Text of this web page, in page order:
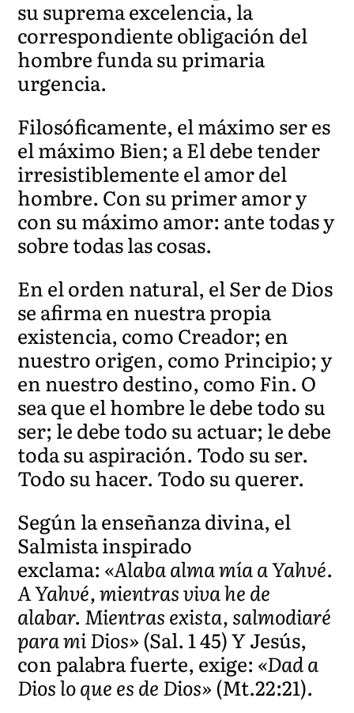
su suprema excelencia, la
correspondiente obligación del
hombre funda su primaria
urgencia.
Filosóficamente, el máximo ser es
el máximo Bien; a El debe tender
irresistiblemente el amor del
hombre. Con su primer amor y
con su máximo amor: ante todas y
sobre todas las cosas.
En el orden natural, el Ser de Dios
se afirma en nuestra propia
existencia, como Creador; en
nuestro origen, como Principio; y
en nuestro destino, como Fin. O
sea que el hombre le debe todo su
ser; le debe todo su actuar; le debe
toda su aspiración. Todo su ser.
Todo su hacer. Todo su querer.
Según la enseñanza divina, el
Salmista inspirado
exclama: «Alaba alma mía a Yahvé.
A Yahvé, mientras viva he de
alabar. Mientras exista, salmodiaré
para mi Dios»(Sal. 1 45) Y Jesús,
con palabra fuerte, exige: «Dad a
Dios lo que es de Dios»(Mt.22:21).